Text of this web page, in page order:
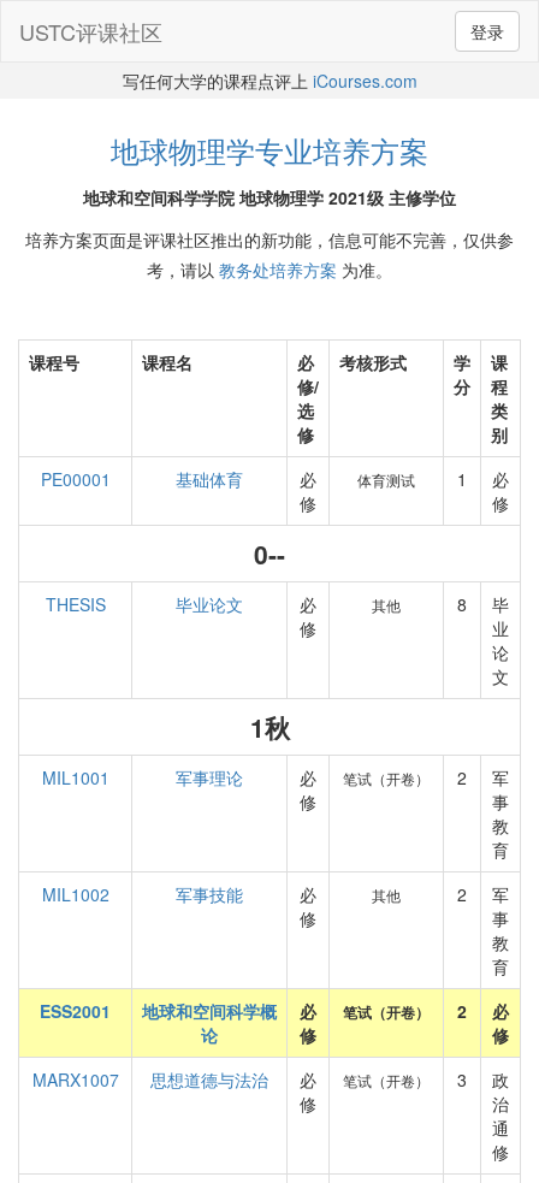
登录
USTC评课社区
写任何大学的课程点评上 iCourses.com
地球物理学专业培养方案
地球和空间科学学院 地球物理学 2021级 主修学位
培养方案页面是评课社区推出的新功能，信息可能不完善，仅供参
考，请以 教务处培养方案 为准。
课程号 课程名
必
修/
选
修
考核形式
学
分
课
程
类
别
PE00001
基础体育
必
修
体育测试 1
必
修
0--
THESIS 毕业论文
必
修
其他 8
毕
业
论
文
1秋
MIL1001 军事理论
必
修
笔试（开卷） 2
军
事
教
育
MIL1002
军事技能
必
修
其他 2
军
事
教
育
ESS2001
地球和空间科学概
论
必
修
笔试（开卷） 2
必
修
MARX1007
思想道德与法治
必
修
笔试（开卷） 3
政
治
通
修